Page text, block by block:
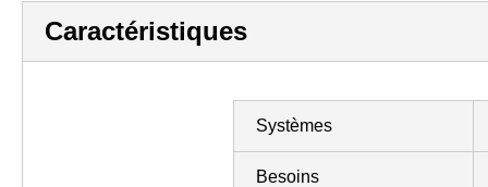
Caractéristiques
Systèmes
Besoins